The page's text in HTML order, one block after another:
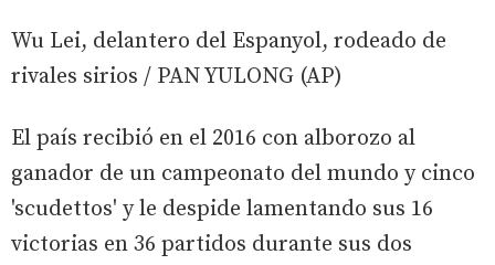
Wu Lei, delantero del Espanyol, rodeado de
rivales sirios / PAN YULONG (AP)
El país recibió en el 2016 con alborozo al
ganador de un campeonato del mundo y cinco
'scudettos' y le despide lamentando sus 16
victorias en 36 partidos durante sus dos